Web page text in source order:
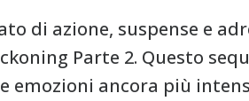
di azione, suspense e
Parte 2. Questo
emozioni ancora più